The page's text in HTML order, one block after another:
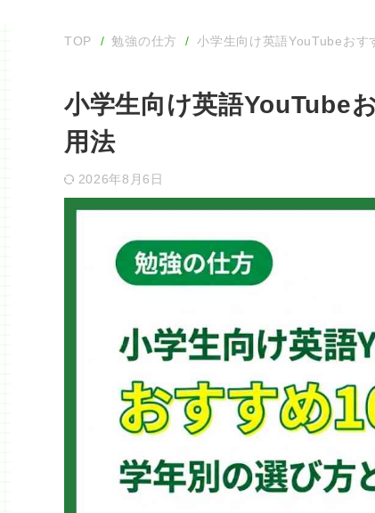
TOP 勉強の仕方 小学生向け英語YouTubeおす
小学生向け英語YouTube
用法
2026年8月6日